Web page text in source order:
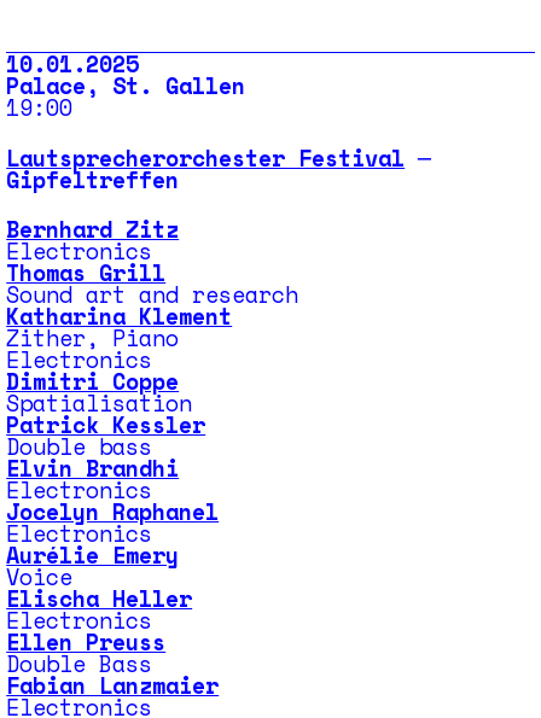
10.01.2025
Palace, St. Gallen
19:00
Lautsprecherorchester Festival ─
Gipfeltreffen
Bernhard Zitz
Electronics
Thomas Grill
Sound art and research
Katharina Klement
Zither, Piano
Electronics
Dimitri Coppe
Spatialisation
Patrick Kessler
Double bass
Elvin Brandhi
Electronics
Jocelyn Raphanel
Electronics
Aurélie Emery
Voice
Elischa Heller
Electronics
Ellen Preuss
Double Bass
Fabian Lanzmaier
Electronics